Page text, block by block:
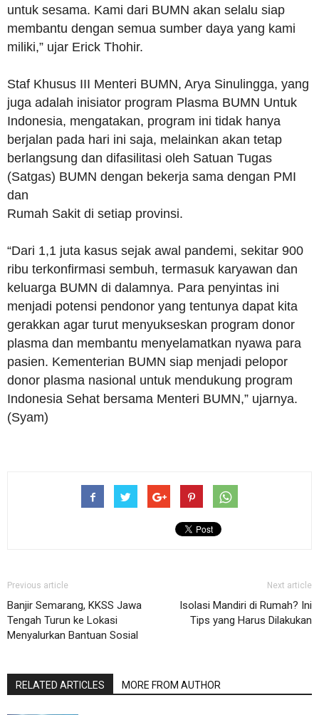
untuk sesama. Kami dari BUMN akan selalu siap
membantu dengan semua sumber daya yang kami
miliki,” ujar Erick Thohir.
Staf Khusus III Menteri BUMN, Arya Sinulingga, yang
juga adalah inisiator program Plasma BUMN Untuk
Indonesia, mengatakan, program ini tidak hanya
berjalan pada hari ini saja, melainkan akan tetap
berlangsung dan difasilitasi oleh Satuan Tugas
(Satgas) BUMN dengan bekerja sama dengan PMI
dan
Rumah Sakit di setiap provinsi.
“Dari 1,1 juta kasus sejak awal pandemi, sekitar 900
ribu terkonfirmasi sembuh, termasuk karyawan dan
keluarga BUMN di dalamnya. Para penyintas ini
menjadi potensi pendonor yang tentunya dapat kita
gerakkan agar turut menyukseskan program donor
plasma dan membantu menyelamatkan nyawa para
pasien. Kementerian BUMN siap menjadi pelopor
donor plasma nasional untuk mendukung program
Indonesia Sehat bersama Menteri BUMN,” ujarnya.
(Syam)
Previous article
Banjir Semarang, KKSS Jawa
Tengah Turun ke Lokasi
Menyalurkan Bantuan Sosial
Next article
Isolasi Mandiri di Rumah? Ini
Tips yang Harus Dilakukan
RELATED ARTICLES MORE FROM AUTHOR